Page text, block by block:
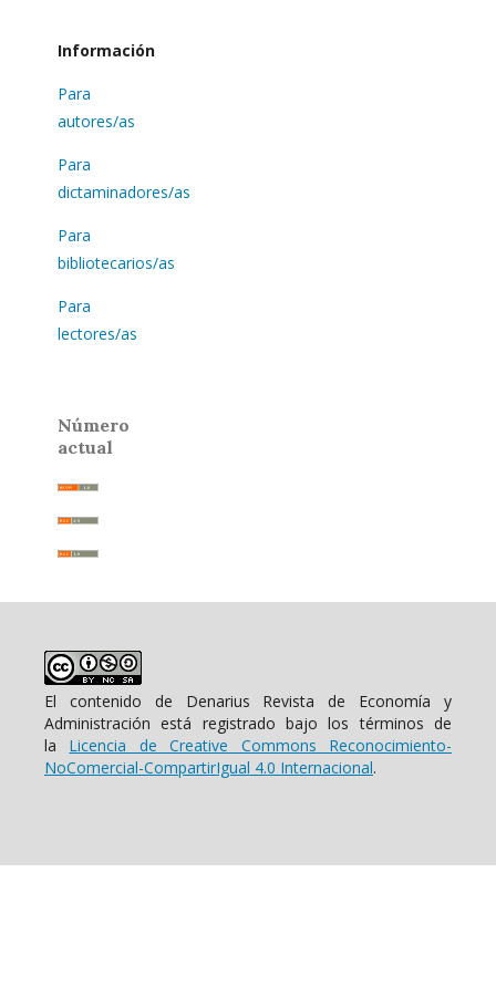
Información
Para
autores/as
Para
dictaminadores/as
Para
bibliotecarios/as
Para
lectores/as
Número
actual
El contenido de Denarius Revista de Economía y
Administración está registrado bajo los términos de
la Licencia de Creative Commons Reconocimiento-
NoComercial-CompartirIgual 4.0 Internacional.